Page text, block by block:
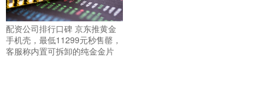
配资公司排行口碑 京东推黄金
手机壳，最低11299元秒售罄，
客服称内置可拆卸的纯金金片